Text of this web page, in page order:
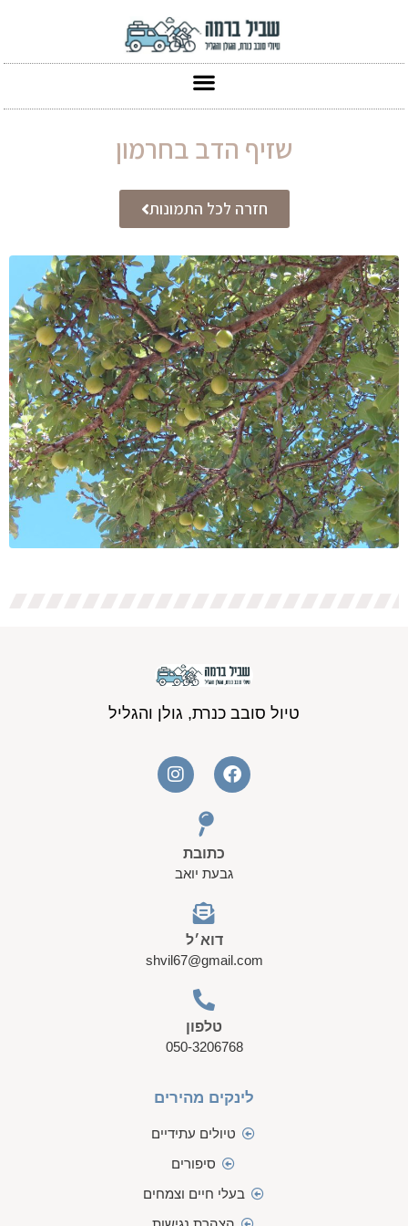
שזיף הדב בחרמון
חזרה לכל התמונות
טיול סובב כנרת, גולן והגליל
כתובת
גבעת יואב
דוא׳ל
shvil67@gmail.com
טלפון
050-3206768
לינקים מהירים
טיולים עתידיים
סיפורים
בעלי חיים וצמחים